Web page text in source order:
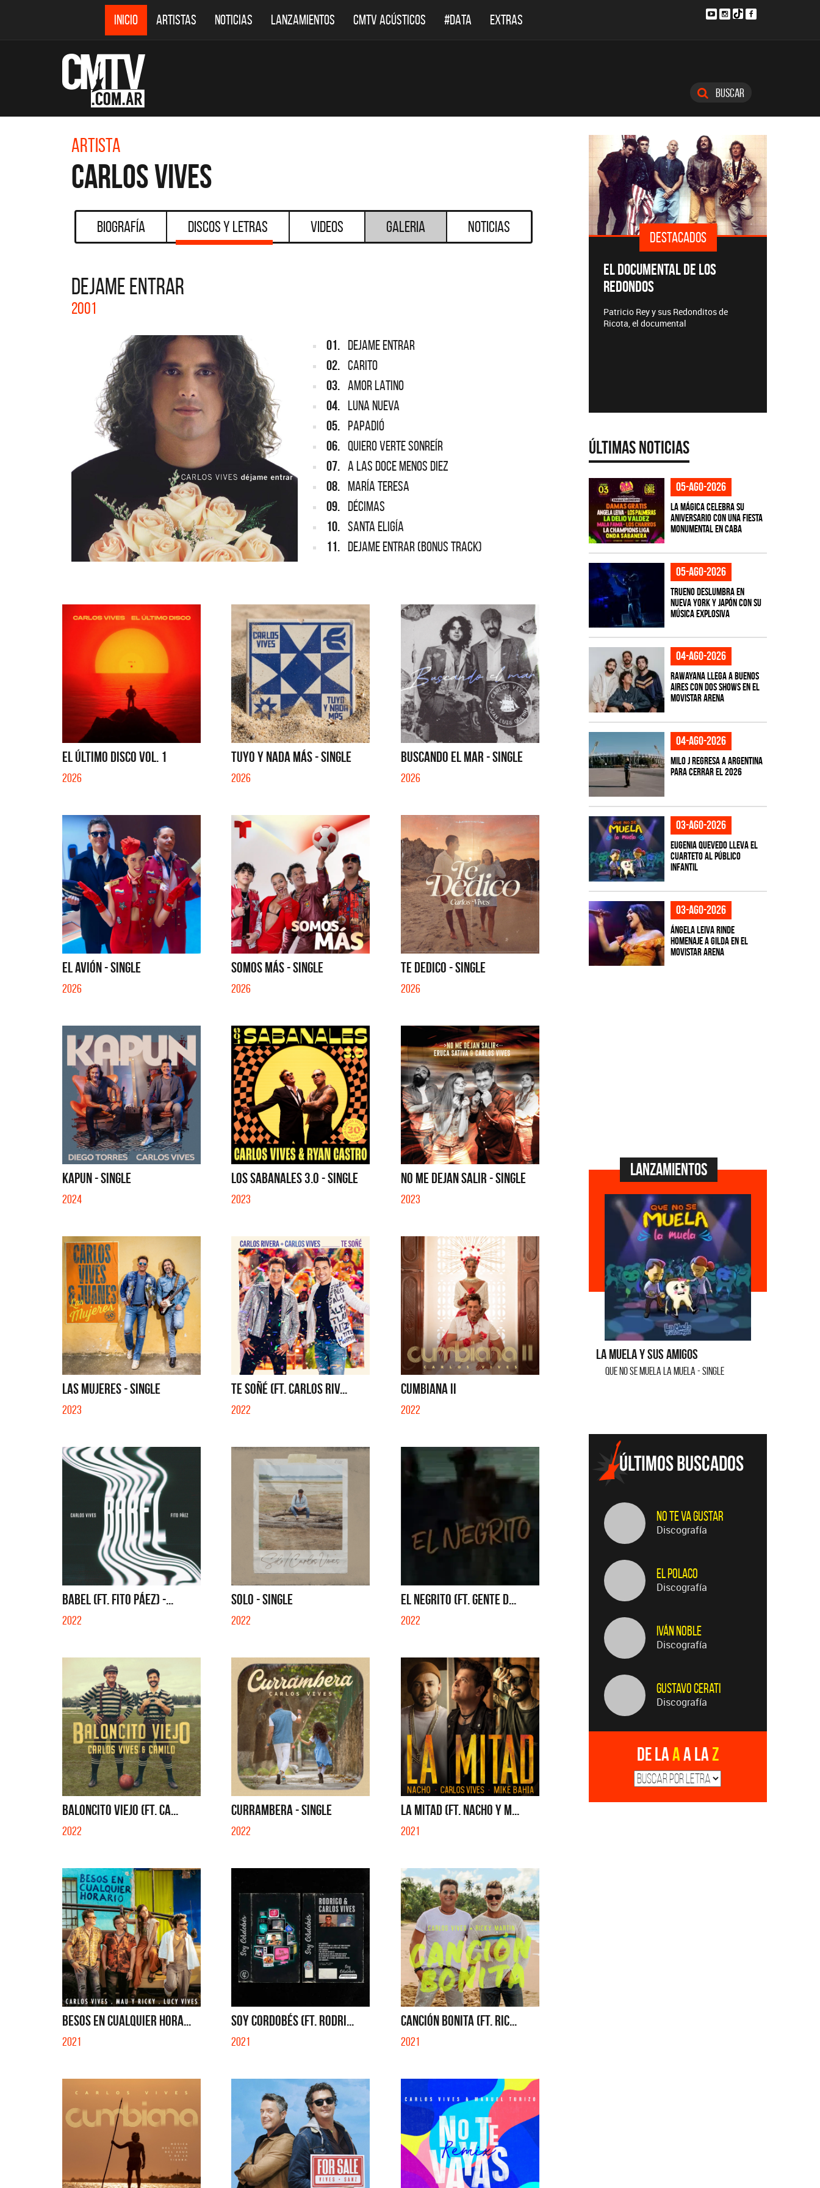
INICIO ARTISTAS NOTICIAS LANZAMIENTOS CMTV ACÚSTICOS #DATA EXTRAS
Buscar
Artista
Carlos Vives
Biografía Discos y Letras Videos Galeria Noticias
DEJAME ENTRAR
2001
01. DEJAME ENTRAR
02. CARITO
03. AMOR LATINO
04. LUNA NUEVA
05. PAPADIÓ
06. QUIERO VERTE SONREÍR
07. A LAS DOCE MENOS DIEZ
08. MARÍA TERESA
09. DÉCIMAS
10. SANTA ELIGÍA
11. DEJAME ENTRAR (BONUS TRACK)
EL ÚLTIMO DISCO VOL. 1
2026
TUYO Y NADA MÁS - SINGLE
2026
BUSCANDO EL MAR - SINGLE
2026
EL AVIÓN - SINGLE
2026
SOMOS MÁS - SINGLE
2026
TE DEDICO - SINGLE
2026
KAPUN - SINGLE
2024
LOS SABANALES 3.0 - SINGLE
2023
NO ME DEJAN SALIR - SINGLE
2023
LAS MUJERES - SINGLE
2023
TE SOÑÉ (FT. CARLOS RIV...
2022
CUMBIANA II
2022
BABEL (FT. FITO PÁEZ) -...
2022
SOLO - SINGLE
2022
EL NEGRITO (FT. GENTE D...
2022
BALONCITO VIEJO (FT. CA...
2022
CURRAMBERA - SINGLE
2022
LA MITAD (FT. NACHO Y M...
2021
BESOS EN CUALQUIER HORA...
2021
SOY CORDOBÉS (FT. RODRI...
2021
CANCIÓN BONITA (FT. RIC...
2021
DESTACADOS DESTACADOS DESTACADOS
EL DOCUMENTAL DE LOS
REDONDOS
Patricio Rey y sus Redonditos de
Ricota, el documental
Últimas Noticias
05-ago-2026
La Mágica celebra su
aniversario con una fiesta
monumental en CABA
05-ago-2026
TRUENO deslumbra en
Nueva York y Japón con su
música explosiva
04-ago-2026
Rawayana llega a Buenos
Aires con dos shows en el
Movistar Arena
04-ago-2026
Milo J regresa a Argentina
para cerrar el 2026
03-ago-2026
Eugenia Quevedo lleva el
cuarteto al público
infantil
03-ago-2026
Ángela Leiva rinde
homenaje a Gilda en el
Movistar Arena
Lanzamientos
Benito Cerati
EN EL CIBER (LADO BE) - EP
La Muela y Sus Amigos
QUE NO SE MUELA LA MUELA - SINGLE
La Muela y Sus Amigos
QUE NO SE MUELA LA MUELA - SINGLE
No Te Va Gustar
Discografía
El Polaco
Discografía
Iván Noble
Discografía
Gustavo Cerati
Discografía
De laAa laZ